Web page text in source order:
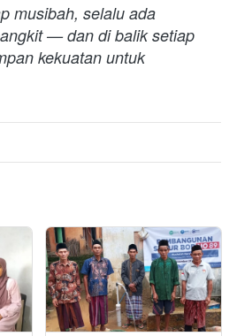
musibah, selalu ada
— dan di balik setiap
kekuatan untuk